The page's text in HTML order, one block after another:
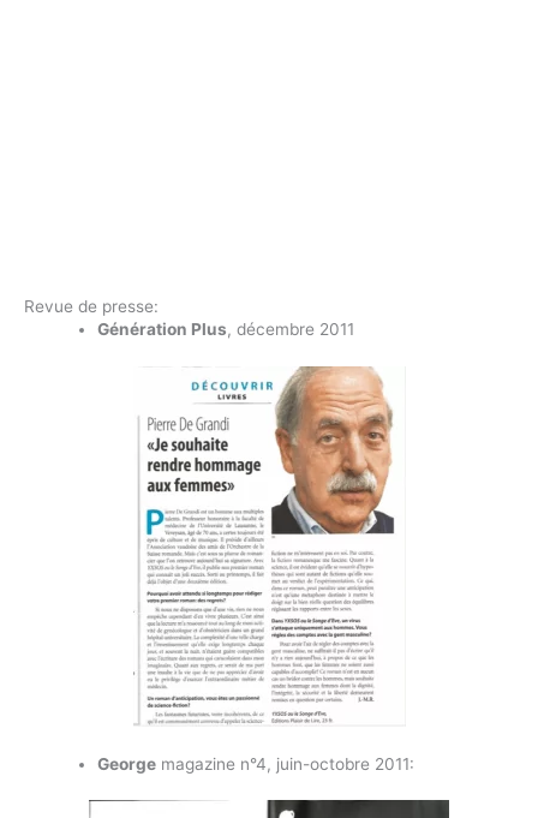
Revue de presse:
Génération Plus, décembre 2011
George magazine n°4, juin-octobre 2011: